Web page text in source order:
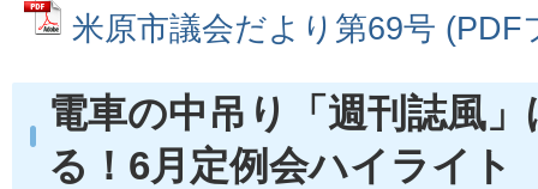
米原市議会だより第69号 (PDF
電車の中吊り「週刊誌風
る！6月定例会ハイライト